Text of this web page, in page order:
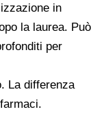
in
la laurea. Può
per
La differenza